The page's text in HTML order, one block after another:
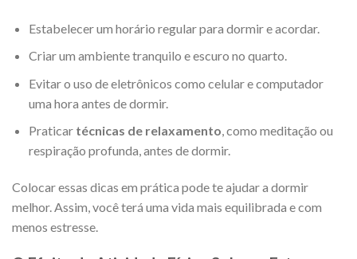
Estabelecer um horário regular para dormir e acordar.
Criar um ambiente tranquilo e escuro no quarto.
Evitar o uso de eletrônicos como celular e computador
uma hora antes de dormir.
Praticar técnicas de relaxamento, como meditação ou
respiração profunda, antes de dormir.
Colocar essas dicas em prática pode te ajudar a dormir
melhor. Assim, você terá uma vida mais equilibrada e com
menos estresse.